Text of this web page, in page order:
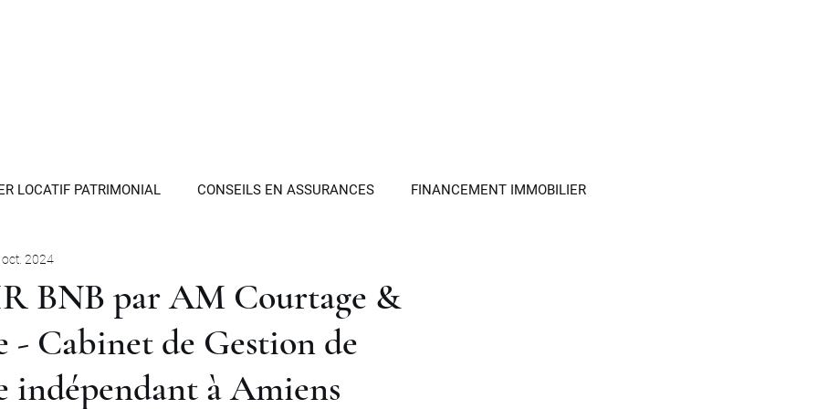
LOCATIF PATRIMONIAL CONSEILS EN ASSURANCES FINANCEMENT IMMOBILIER
OPTIMISATION FISCALE
EPARGNE HANDICAP SCI PATRIMONIALE
BNB par AM Courtage &
- Cabinet de Gestion de
indépendant à Amiens
2024